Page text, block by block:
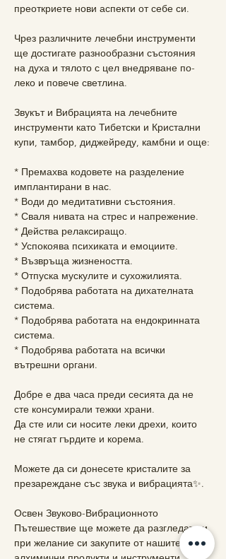
преоткриете нови аспекти от себе си.
Чрез различните лечебни инструменти
ще достигате разнообразни състояния
на духа и тялото с цел внедряване по-
леко и повече светлина.
Звукът и Вибрацията на лечебните
инструменти като Тибетски и Кристални
купи, тамбор, диджейреду, камбни и още:
* Премахва кодовете на разделение
имплантирани в нас.
* Води до медитативни състояния.
* Сваля нивата на стрес и напрежение.
* Действа релаксиращо.
* Успокоява психиката и емоциите.
* Възвръща жизнеността.
* Отпуска мускулите и сухожилията.
* Подобрява работата на дихателната
система.
* Подобрява работата на ендокринната
система.
* Подобрява работата на всички
вътрешни органи.
Добре е два часа преди сесията да не
сте консумирали тежки храни.
Да сте или си носите леки дрехи, които
не стягат гърдите и корема.
Можете да си донесете кристалите за
презареждане със звука и вибрацията✨.
Освен Звуково-Вибрационното
Пътешествие ще можете да разгледате и
при желание си закупите от нашите